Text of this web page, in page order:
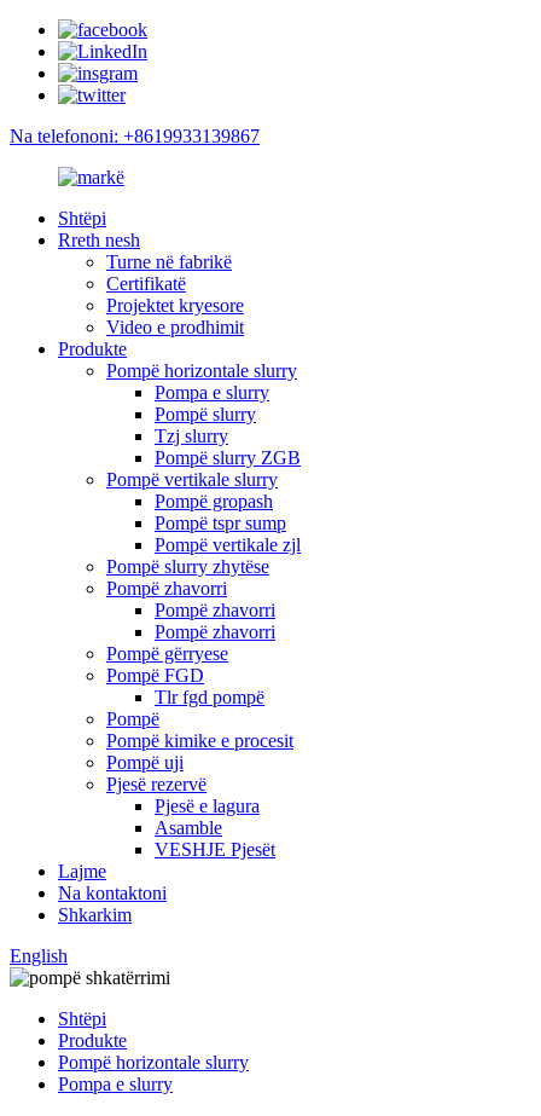
Na telefononi: +8619933139867
Shtëpi
Rreth nesh
Turne në fabrikë
Certifikatë
Projektet kryesore
Video e prodhimit
Produkte
Pompë horizontale slurry
Pompa e slurry
Pompë slurry
Tzj slurry
Pompë slurry ZGB
Pompë vertikale slurry
Pompë gropash
Pompë tspr sump
Pompë vertikale zjl
Pompë slurry zhytëse
Pompë zhavorri
Pompë zhavorri
Pompë zhavorri
Pompë gërryese
Pompë FGD
Tlr fgd pompë
Pompë
Pompë kimike e procesit
Pompë uji
Pjesë rezervë
Pjesë e lagura
Asamble
VESHJE Pjesët
Lajme
Na kontaktoni
Shkarkim
English
Shtëpi
Produkte
Pompë horizontale slurry
Pompa e slurry